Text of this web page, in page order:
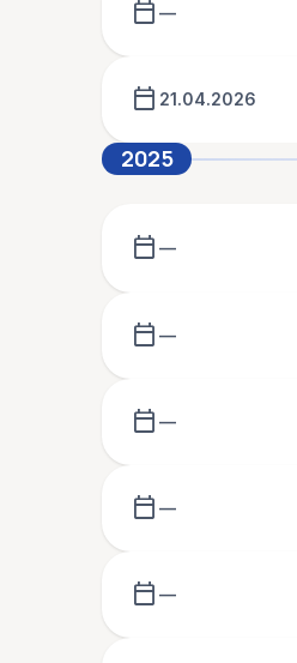
calendar_today —
calendar_today 21.04.2026
2025
calendar_today —
calendar_today —
calendar_today —
calendar_today —
calendar_today —